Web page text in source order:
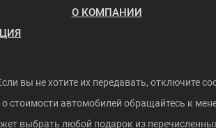
О КОМПАНИИ
вы не хотите их передавать, отключите
стоимости автомобилей обращайтесь к
выбрать любой подарок из